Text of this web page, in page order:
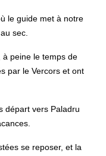
le guide met à notre
sec.
à peine le temps de
par le Vercors et ont
départ vers Paladru
se reposer, et la